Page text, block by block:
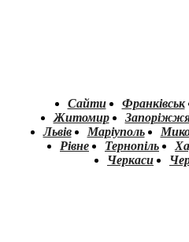
Сайти Франківськ
Житомир
Львів
Маріуполь
Рівне
Тернопіль
Черкаси